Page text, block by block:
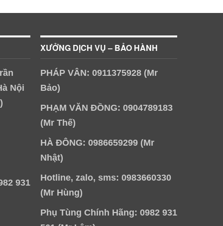
Nội
931
XƯỞNG DỊCH VỤ – BẢO HÀNH
PHÁP VÂN: 0911375928 (Mr
Bảo)
PHẠM VĂN ĐỒNG: 0904789183
(Mr Thế)
HÀ ĐÔNG: 0986659299 (Mr
Nhật)
Hotline, zalo, sms: 0983660330
(Mr Hùng)
Phụ Tùng Chính Hãng: 0982 931